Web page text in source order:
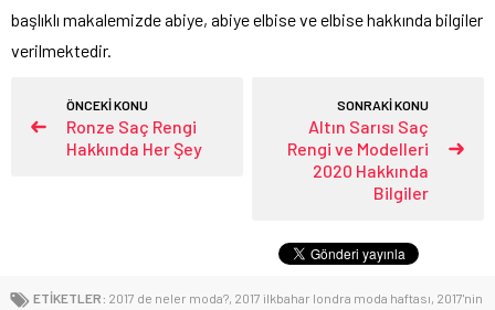
başlıklı makalemizde abiye, abiye elbise ve elbise hakkında bilgiler
verilmektedir.
ÖNCEKİ KONU
Ronze Saç Rengi
Hakkında Her Şey
SONRAKİ KONU
Altın Sarısı Saç
Rengi ve Modelleri
2020 Hakkında
Bilgiler
ETİKETLER: 2017 de neler moda?, 2017 ilkbahar londra moda haftası, 2017'nin